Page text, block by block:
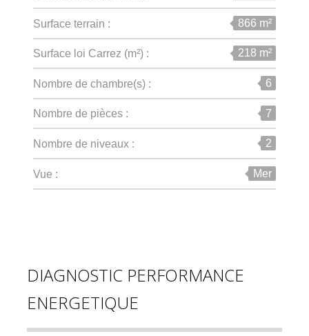
surface terrain : 866 m²
Surface loi Carrez (m²) : 218 m²
Nombre de chambre(s) : 6
Nombre de pièces : 7
Nombre de niveaux : 2
Vue : Mer
DIAGNOSTIC PERFORMANCE
ENERGETIQUE